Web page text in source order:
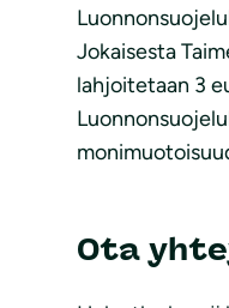
Jokaisesta
lahjoitetaan 3
Ota